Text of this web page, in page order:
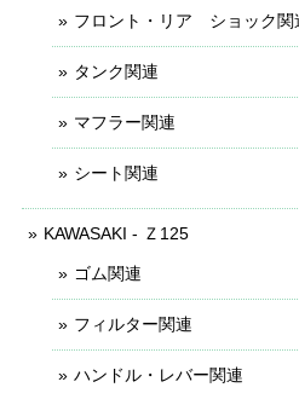
フロント・リア ショック関
タンク関連
マフラー関連
シート関連
KAWASAKI - Ｚ125
ゴム関連
フィルター関連
ハンドル・レバー関連